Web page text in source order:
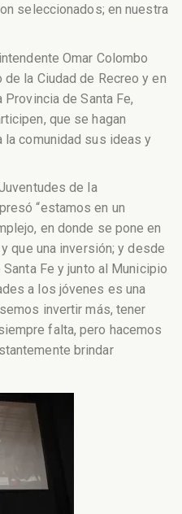
seleccionados; en nuestra
Omar Colombo
la Ciudad de Recreo y en
de Santa Fe,
que se hagan
la comunidad sus ideas y
de la
“estamos en un
en donde se pone en
que una inversión; y desde
Fe y junto al Municipio
a los jóvenes es una
invertir más, tener
falta, pero hacemos
brindar